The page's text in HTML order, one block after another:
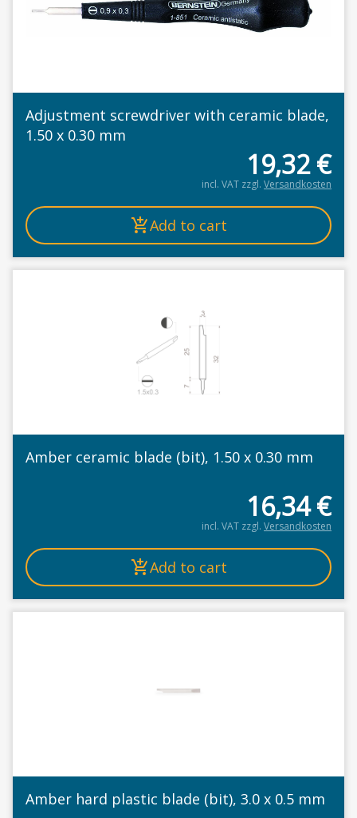
Adjustment screwdriver with ceramic blade,
1.50 x 0.30 mm
19,32€
incl. VAT zzgl. Versandkosten
Add to cart
Amber ceramic blade (bit), 1.50 x 0.30 mm
16,34€
incl. VAT zzgl. Versandkosten
Add to cart
Amber hard plastic blade (bit), 3.0 x 0.5 mm